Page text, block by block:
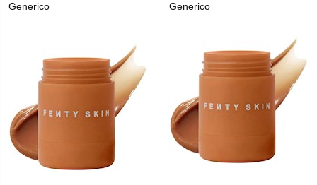
Generico Generico